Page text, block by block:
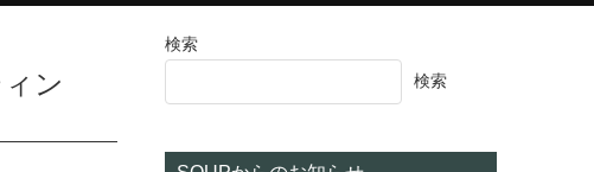
ン
検索
検索